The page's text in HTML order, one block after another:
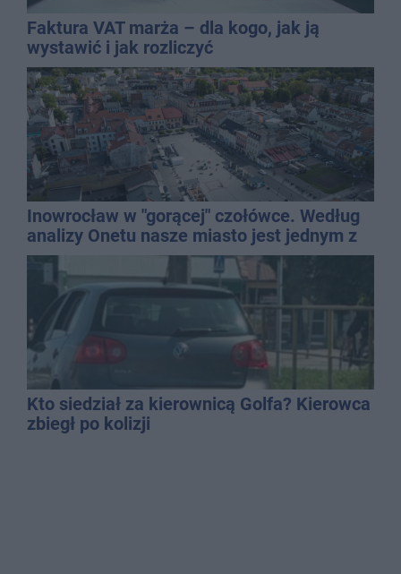
Faktura VAT marża – dla kogo, jak ją
wystawić i jak rozliczyć
Inowrocław w "gorącej" czołówce. Według
analizy Onetu nasze miasto jest jednym z
najbardziej narażonych na upały
Kto siedział za kierownicą Golfa? Kierowca
zbiegł po kolizji